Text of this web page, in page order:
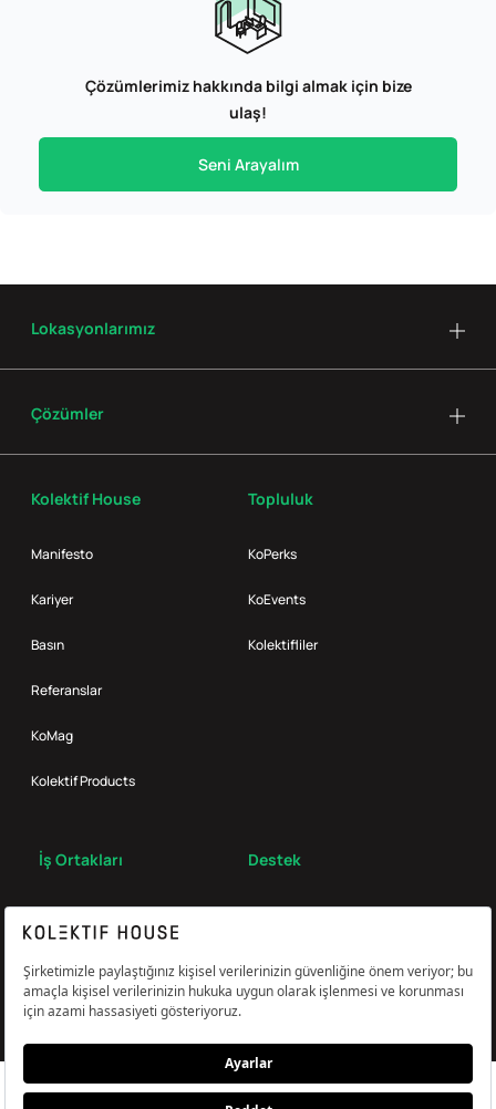
Çözümlerimiz hakkında bilgi almak için bize
ulaş!
Seni Arayalım
Kolektif House
Manifesto
Kariyer
Basın
Referanslar
KoMag
Kolektif Products
Topluluk
KoPerks
KoEvents
Kolektifliler
İş Ortakları Destek
Lokasyonlarımız
Çözümler
Çerez Tercihlerini Yönetin